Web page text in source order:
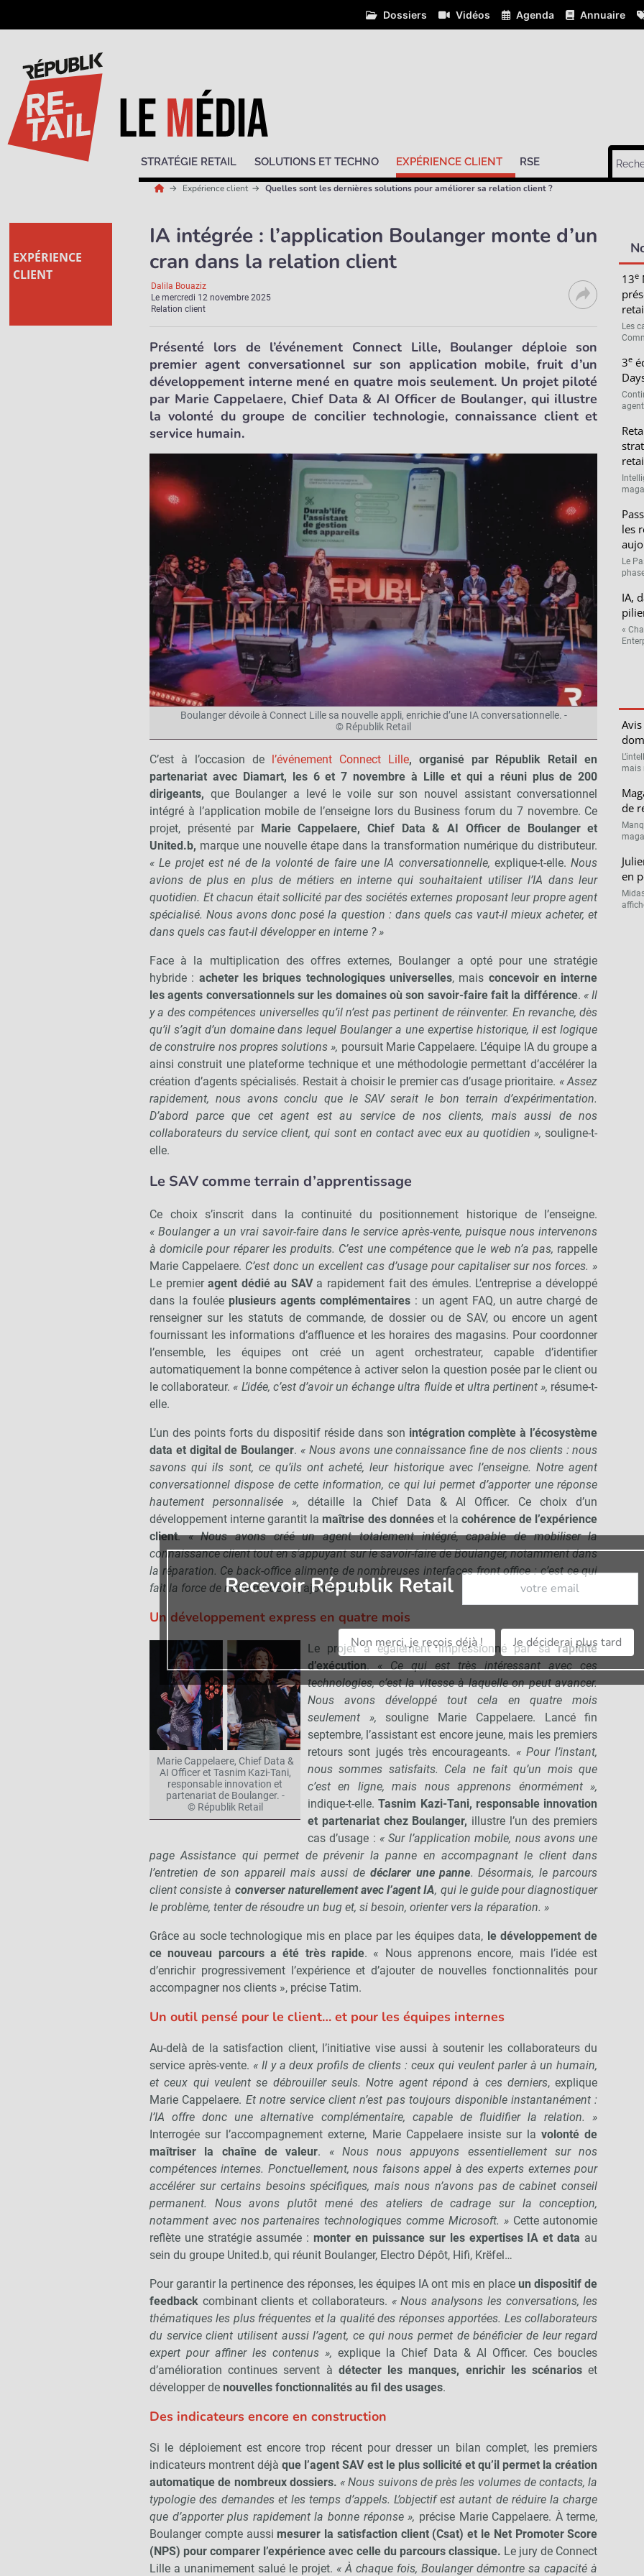
Dossiers Vidéos Agenda Annuaire
STRATÉGIE RETAIL SOLUTIONS ET TECHNO EXPÉRIENCE CLIENT RSE
Expérience client Quelles sont les dernières solutions pour améliorer sa relation client ?
EXPÉRIENCE
CLIENT
IA intégrée : l’application Boulanger monte d’un
cran dans la relation client
Dalila Bouaziz
Lemercredi 12 novembre 2025
Relation client
Présenté lors de l’événement Connect Lille, Boulanger déploie son
premier agent conversationnel sur son application mobile, fruit d’un
développement interne mené en quatre mois seulement. Un projet piloté
par Marie Cappelaere, Chief Data & AI Officer de Boulanger, qui illustre
la volonté du groupe de concilier technologie, connaissance client et
service humain.
Boulanger dévoile à Connect Lille sa nouvelle appli, enrichie d’une IA conversationnelle. -
© Républik Retail
C’est à l’occasion del’événement Connect Lille, organisé par Républik Retail en
partenariat avec Diamart, les 6 et 7 novembre à Lille et qui a réuni plus de 200
dirigeants, que Boulanger a levé le voile sur son nouvel assistant conversationnel
intégré à l’application mobile de l’enseigne lors du Business forum du 7 novembre. Ce
projet, présenté par Marie Cappelaere, Chief Data & AI Officer de Boulanger et
United.b, marque une nouvelle étape dans la transformation numérique du distributeur.
« Le projet est né de la volonté de faire une IA conversationnelle, explique-t-elle.Nous
avions de plus en plus de métiers en interne qui souhaitaient utiliser l’IA dans leur
quotidien. Et chacun était sollicité par des sociétés externes proposant leur propre agent
spécialisé. Nous avons donc posé la question : dans quels cas vaut-il mieux acheter, et
dans quels cas faut-il développer en interne ? »
Face à la multiplication des offres externes, Boulanger a opté pour une stratégie
hybride : acheter les briques technologiques universelles, mais concevoir en interne
les agents conversationnels sur les domaines où son savoir-faire fait la différence. « Il
y a des compétences universelles qu’il n’est pas pertinent de réinventer. En revanche, dès
qu’il s’agit d’un domaine dans lequel Boulanger a une expertise historique, il est logique
de construire nos propres solutions », poursuit Marie Cappelaere. L’équipe IA du groupe a
ainsi construit une plateforme technique et une méthodologie permettant d’accélérer la
création d’agents spécialisés. Restait à choisir le premier cas d’usage prioritaire. « Assez
rapidement, nous avons conclu que le SAV serait le bon terrain d’expérimentation.
D’abord parce que cet agent est au service de nos clients, mais aussi de nos
collaborateurs du service client, qui sont en contact avec eux au quotidien », souligne-t-
elle.
Le SAV comme terrain d’apprentissage
Ce choix s’inscrit dans la continuité du positionnement historique de l’enseigne.
« Boulanger a un vrai savoir-faire dans le service après-vente, puisque nous intervenons
à domicile pour réparer les produits. C’est une compétence que le web n’a pas, rappelle
Marie Cappelaere. C’est donc un excellent cas d’usage pour capitaliser sur nos forces. »
Le premieragent dédié au SAVa rapidement fait des émules. L’entreprise a développé
dans la foulée plusieurs agents complémentaires: un agent FAQ, un autre chargé de
renseigner sur les statuts de commande, de dossier ou de SAV, ou encore un agent
fournissant les informations d’affluence et les horaires des magasins. Pour coordonner
l’ensemble, les équipes ont créé un agent orchestrateur, capable d’identifier
automatiquement la bonne compétence à activer selon la question posée par le client ou
le collaborateur. « L’idée, c’est d’avoir un échange ultra fluide et ultra pertinent », résume-t-
elle.
L’un des points forts du dispositif réside dans son intégration complète à l’écosystème
data et digital de Boulanger. « Nous avons une connaissance fine de nos clients : nous
savons qui ils sont, ce qu’ils ont acheté, leur historique avec l’enseigne. Notre agent
conversationnel dispose de cette information, ce qui lui permet d’apporter une réponse
hautement personnalisée », détaille la Chief Data & AI Officer. Ce choix d’un
développement interne garantit la maîtrise des donnéeset lacohérence de l’expérience
client.« Nous avons créé un agent totalement intégré, capable de mobiliser la
connaissance client tout en s’appuyant sur le savoir-faire de Boulanger, notamment dans
la réparation. Ce back-office alimente de nombreuses interfaces front office : c’est ce qui
fait la force de notre modèle »,ajoute-t-elle.
Un développement express en quatre mois
Marie Cappelaere, Chief Data &
AI Officer et Tasnim Kazi-Tani,
responsable innovation et
partenariat de Boulanger. -
© Républik Retail
Le projet a également impressionné par sarapidité
d’exécution.« Ce qui est très intéressant avec ces
technologies, c’est la vitesse à laquelle on peut avancer.
Nous avons développé tout cela en quatre mois
seulement », souligne Marie Cappelaere. Lancé fin
septembre, l’assistant est encore jeune, mais les premiers
retours sont jugés très encourageants. « Pour l’instant,
nous sommes satisfaits. Cela ne fait qu’un mois que
c’est en ligne, mais nous apprenons énormément »,
indique-t-elle.Tasnim Kazi-Tani, responsable innovation
et partenariat chez Boulanger, illustre l’un des premiers
cas d’usage : « Sur l’application mobile, nous avons une
page Assistance qui permet de prévenir la panne en accompagnant le client dans
l’entretien de son appareil mais aussi de déclarer une panne. Désormais, le parcours
client consiste à converser naturellement avec l’agent IA, qui le guide pour diagnostiquer
le problème, tenter de résoudre un bug et, si besoin, orienter vers la réparation. »
Grâce au socle technologique mis en place par les équipes data, le développement de
ce nouveau parcours a été très rapide. « Nous apprenons encore, mais l’idée est
d’enrichir progressivement l’expérience et d’ajouter de nouvelles fonctionnalités pour
accompagner nos clients », précise Tatim.
Un outil pensé pour le client… et pour les équipes internes
Au-delà de la satisfaction client, l’initiative vise aussi à soutenir les collaborateurs du
service après-vente. « Il y a deux profils de clients : ceux qui veulent parler à un humain,
et ceux qui veulent se débrouiller seuls. Notre agent répond à ces derniers, explique
Marie Cappelaere. Et notre service client n’est pas toujours disponible instantanément :
l’IA offre donc une alternative complémentaire, capable de fluidifier la relation. »
Interrogée sur l’accompagnement externe, Marie Cappelaere insiste sur lavolonté de
maîtriser la chaîne de valeur. « Nous nous appuyons essentiellement sur nos
compétences internes. Ponctuellement, nous faisons appel à des experts externes pour
accélérer sur certains besoins spécifiques, mais nous n’avons pas de cabinet conseil
permanent. Nous avons plutôt mené des ateliers de cadrage sur la conception,
notamment avec nos partenaires technologiques comme Microsoft. » Cette autonomie
reflète une stratégie assumée : monter en puissance sur les expertises IA et data au
sein du groupe United.b, qui réunit Boulanger, Electro Dépôt, Hifi, Krëfel…
Pour garantir la pertinence des réponses, les équipes IA ont mis en placeun dispositif de
feedback combinant clients et collaborateurs. « Nous analysons les conversations, les
thématiques les plus fréquentes et la qualité des réponses apportées. Les collaborateurs
du service client utilisent aussi l’agent, ce qui nous permet de bénéficier de leur regard
expert pour affiner les contenus », explique la Chief Data & AI Officer. Ces boucles
d’amélioration continues servent à détecter les manques, enrichir les scénarios et
développer de nouvelles fonctionnalités au fil des usages.
Des indicateurs encore en construction
Si le déploiement est encore trop récent pour dresser un bilan complet, les premiers
indicateurs montrent déjàque l’agent SAV est le plus sollicité et qu’il permet la création
automatique de nombreux dossiers. « Nous suivons de près les volumes de contacts, la
typologie des demandes et les temps d’appels. L’objectif est autant de réduire la charge
que d’apporter plus rapidement la bonne réponse », précise Marie Cappelaere. À terme,
Boulanger compte aussi mesurer la satisfaction client (Csat) et le Net Promoter Score
(NPS) pour comparer l’expérience avec celle du parcours classique. Le jury de Connect
Lille a unanimement salué le projet. « À chaque fois, Boulanger démontre sa capacité à
13e
Les
3e
les
Le
IA,
«
mais
de
en
Recevoir Républik Retail Abonnez-vous à notre
Non merci, je reçois déjà ! Je déciderai plus tard